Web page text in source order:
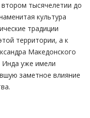
тысячелетии до
культура
традиции
территории, а к
Македонского
Инда уже имели
заметное влияние